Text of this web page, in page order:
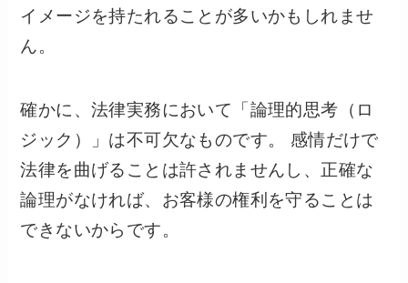
イメージを持たれることが多いかもしれませ
ん。
確かに、法律実務において「論理的思考（ロ
ジック）」は不可欠なものです。 感情だけで
法律を曲げることは許されませんし、正確な
論理がなければ、お客様の権利を守ることは
できないからです。